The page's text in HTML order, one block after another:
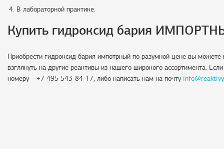
В лабораторной практике.
Купить гидроксид бария
Приобрести гидроксид бария импотрный по разумной цене вы
взглянуть на другие реактивы из нашего широкого ассортимента.
номеру – +7 495 543-84-17, либо написать нам на почту